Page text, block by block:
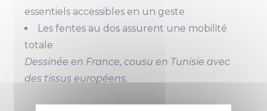
essentiels accessibles en un geste
Les fentes au dos assurent une mobilité
totale
Dessinée en France, cousu en Tunisie avec
des tissus européens.
Poches
1 poche poitrine
1 poche stylo manche g